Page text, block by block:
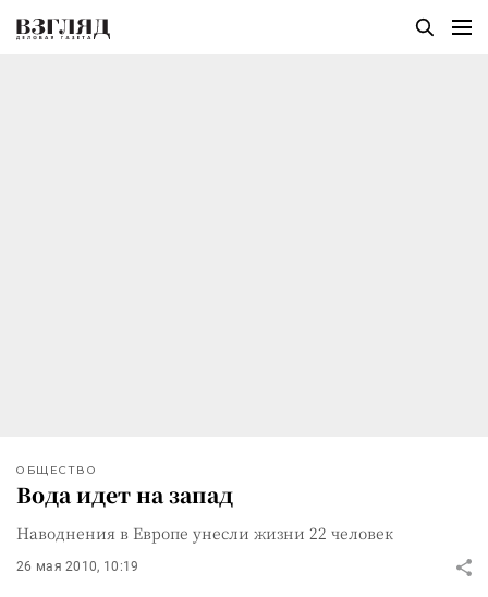
ОБЩЕСТВО
Вода идет на запад
Наводнения в Европе унесли жизни 22 человек
26 мая 2010, 10:19